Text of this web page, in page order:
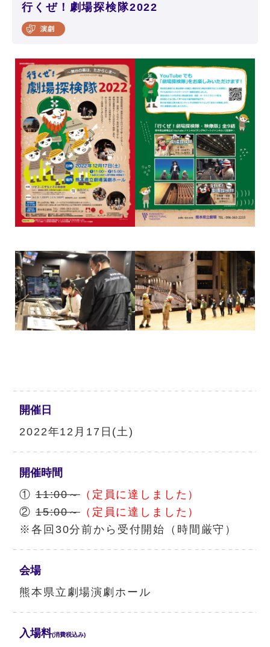
行くぜ！劇場探検隊2022
開催日
2022年12月17日(土)
開催時間
①11:00～（定員に達しました）
②15:00～（定員に達しました）
※各回30分前から受付開始（時間厳守）
会場
熊本県立劇場演劇ホール
入場料(消費税込み)